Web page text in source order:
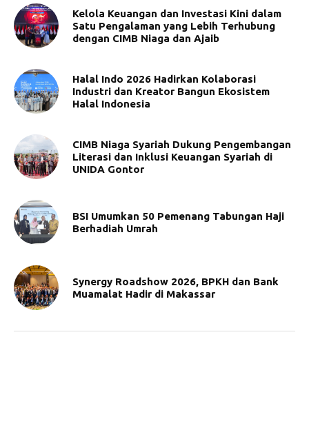
Kelola Keuangan dan Investasi Kini dalam
Satu Pengalaman yang Lebih Terhubung
dengan CIMB Niaga dan Ajaib
Halal Indo 2026 Hadirkan Kolaborasi
Industri dan Kreator Bangun Ekosistem
Halal Indonesia
CIMB Niaga Syariah Dukung Pengembangan
Literasi dan Inklusi Keuangan Syariah di
UNIDA Gontor
BSI Umumkan 50 Pemenang Tabungan Haji
Berhadiah Umrah
Synergy Roadshow 2026, BPKH dan Bank
Muamalat Hadir di Makassar